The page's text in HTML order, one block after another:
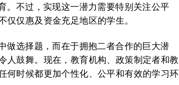
。不过，实现这一潜力需要特别关注公平
仅仅惠及资金充足地区的学生。
做选择题，而在于拥抱二者合作的巨大潜
人鼓舞。现在，教育机构、政策制定者和教
何时候都更加个性化、公平和有效的学习环